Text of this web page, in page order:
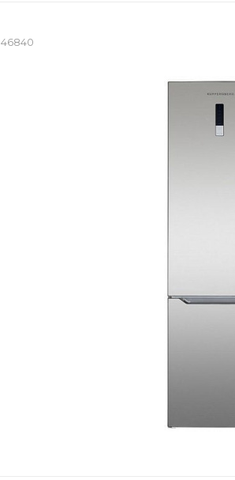
46840